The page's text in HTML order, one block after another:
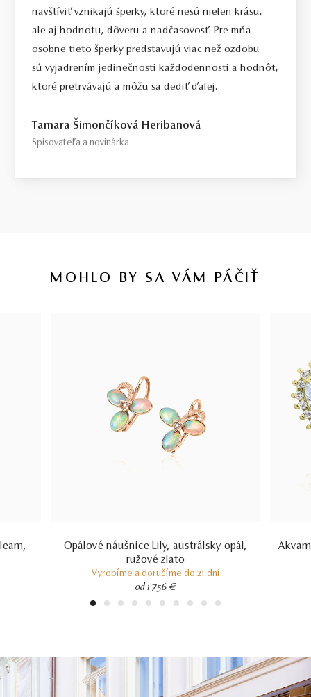
navštíviť vznikajú šperky, ktoré nesú nielen krásu,
ale aj hodnotu, dôveru a nadčasovosť. Pre mňa
osobne tieto šperky predstavujú viac než ozdobu –
sú vyjadrením jedinečnosti každodennosti a hodnôt,
ktoré pretrvávajú a môžu sa dediť ďalej.
Tamara Šimončíková Heribanová
Spisovateľa a novinárka
MOHLO BY SA VÁM PÁČIŤ
Opálové náušnice Lily, austrálsky opál,
ružové zlato
Vyrobíme a doručíme do 21 dní
od 1 756 €
1 2 3 4 5 6 7 8 9 10